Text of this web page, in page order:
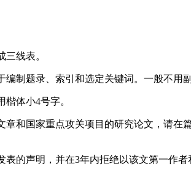
线表。
制题录、索引和选定关键词。一般不用
体小4号字。
和国家重点攻关项目的研究论文，请
的声明，并在3年内拒绝以该文第一作者